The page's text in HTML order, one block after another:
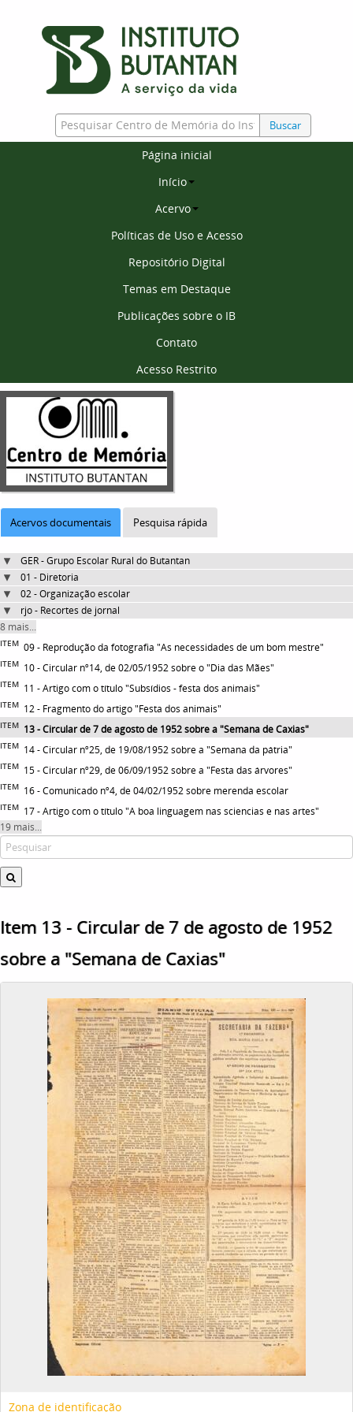
Buscar
Página inicial
Início
Acervo
Políticas de Uso e Acesso
Repositório Digital
Temas em Destaque
Publicações sobre o IB
Contato
Acesso Restrito
Acervos documentais Pesquisa rápida
GER - Grupo Escolar Rural do Butantan
01 - Diretoria
02 - Organização escolar
rjo - Recortes de jornal
8 mais...
ITEM 09 - Reprodução da fotografia "As necessidades de um bom mestre"
ITEM 10 - Circular nº14, de 02/05/1952 sobre o "Dia das Mães"
ITEM 11 - Artigo com o título "Subsídios - festa dos animais"
ITEM 12 - Fragmento do artigo "Festa dos animais"
ITEM 13 - Circular de 7 de agosto de 1952 sobre a "Semana de Caxias"
ITEM 14 - Circular nº25, de 19/08/1952 sobre a "Semana da pátria"
ITEM 15 - Circular nº29, de 06/09/1952 sobre a "Festa das árvores"
ITEM 16 - Comunicado nº4, de 04/02/1952 sobre merenda escolar
ITEM 17 - Artigo com o título "A boa linguagem nas sciencias e nas artes"
19 mais...
Item 13 - Circular de 7 de agosto de 1952
sobre a "Semana de Caxias"
Zona de identificação